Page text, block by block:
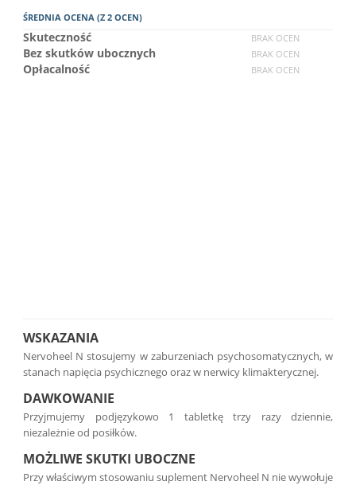
ŚREDNIA OCENA (Z 2 OCEN)
Skuteczność BRAK OCEN
Bez skutków ubocznych BRAK OCEN
Opłacalność BRAK OCEN
WSKAZANIA
Nervoheel N stosujemy w zaburzeniach psychosomatycznych, w
stanach napięcia psychicznego oraz w nerwicy klimakterycznej.
DAWKOWANIE
Przyjmujemy podjęzykowo 1 tabletkę trzy razy dziennie,
niezależnie od posiłków.
MOŻLIWE SKUTKI UBOCZNE
Przy właściwym stosowaniu suplement Nervoheel N nie wywołuje